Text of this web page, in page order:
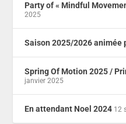
Party of « Mindful
2025
Saison 2025/2026 animée
Spring Of Motion 2025 /
janvier 2025
En attendant Noel 2024 12